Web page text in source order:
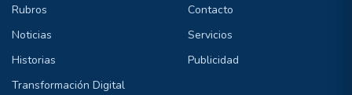
Rubros
Noticias
Historias
Transformación Digital
Contacto
Servicios
Publicidad